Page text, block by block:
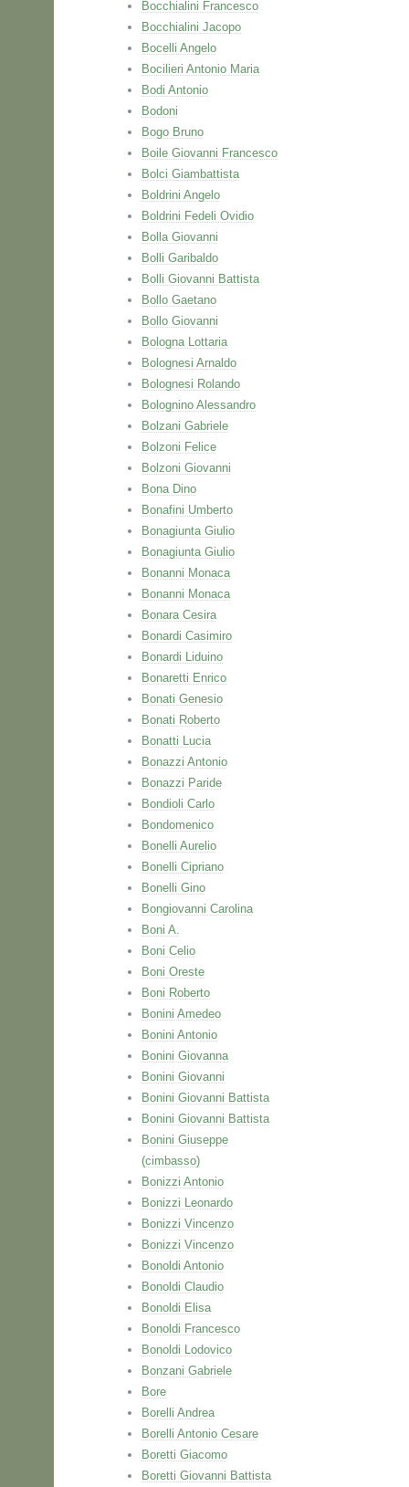
Bocchialini Francesco
Bocchialini Jacopo
Bocelli Angelo
Bocilieri Antonio Maria
Bodi Antonio
Bodoni
Bogo Bruno
Boile Giovanni Francesco
Bolci Giambattista
Boldrini Angelo
Boldrini Fedeli Ovidio
Bolla Giovanni
Bolli Garibaldo
Bolli Giovanni Battista
Bollo Gaetano
Bollo Giovanni
Bologna Lottaria
Bolognesi Arnaldo
Bolognesi Rolando
Bolognino Alessandro
Bolzani Gabriele
Bolzoni Felice
Bolzoni Giovanni
Bona Dino
Bonafini Umberto
Bonagiunta Giulio
Bonagiunta Giulio
Bonanni Monaca
Bonanni Monaca
Bonara Cesira
Bonardi Casimiro
Bonardi Liduino
Bonaretti Enrico
Bonati Genesio
Bonati Roberto
Bonatti Lucia
Bonazzi Antonio
Bonazzi Paride
Bondioli Carlo
Bondomenico
Bonelli Aurelio
Bonelli Cipriano
Bonelli Gino
Bongiovanni Carolina
Boni A.
Boni Celio
Boni Oreste
Boni Roberto
Bonini Amedeo
Bonini Antonio
Bonini Giovanna
Bonini Giovanni
Bonini Giovanni Battista
Bonini Giovanni Battista
Bonini Giuseppe
(cimbasso)
Bonizzi Antonio
Bonizzi Leonardo
Bonizzi Vincenzo
Bonizzi Vincenzo
Bonoldi Antonio
Bonoldi Claudio
Bonoldi Elisa
Bonoldi Francesco
Bonoldi Lodovico
Bonzani Gabriele
Bore
Borelli Andrea
Borelli Antonio Cesare
Boretti Giacomo
Boretti Giovanni Battista